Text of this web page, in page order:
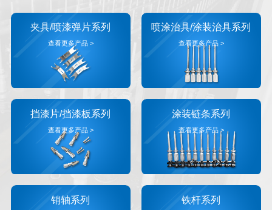
夹具/喷漆弹片系列
查看更多产品 >
喷涂治具/涂装治具系列
查看更多产品 >
挡漆片/挡漆板系列
查看更多产品 >
涂装链条系列
查看更多产品 >
销轴系列 铁杆系列